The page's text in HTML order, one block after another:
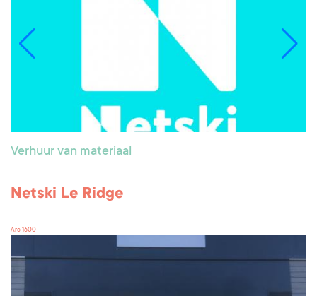
Verhuur van materiaal
Netski Le Ridge
Arc 1600